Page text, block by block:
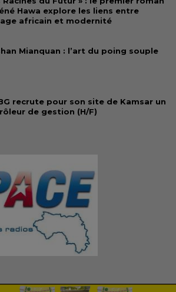
Hawa explore les liens entre
africain et modernité
Mianquan : l’art du poing souple
recrute pour son site de Kamsar un
de gestion (H/F)